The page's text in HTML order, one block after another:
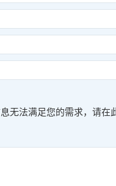
无法满足您的需求，请在